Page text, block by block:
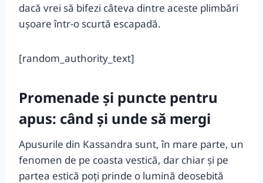
dacă vrei să bifezi câteva dintre aceste plimbări
ușoare într-o scurtă escapadă.
[random_authority_text]
Promenade şi puncte pentru
apus: când și unde să mergi
Apusurile din Kassandra sunt, în mare parte, un
fenomen de pe coasta vestică, dar chiar şi pe
partea estică poţi prinde o lumină deosebită